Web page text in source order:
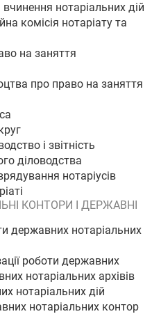
нотаріальних дій
комісія нотаріату та
на заняття
про право на заняття
і звітність
діловодства
нотаріусів
КОНТОРИ І ДЕРЖАВНІ
державних нотаріальних
роботи державних
нотаріальних архівів
нотаріальних дій
нотаріальних контор